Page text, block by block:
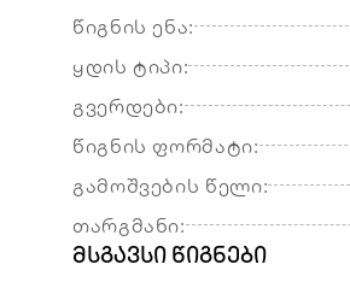
წიგნის ენა:
ყდის ტიპი:
გვერდები:
წიგნის ფორმატი:
გამოშვების წელი:
თარგმანი:
მსგავსი წიგნები